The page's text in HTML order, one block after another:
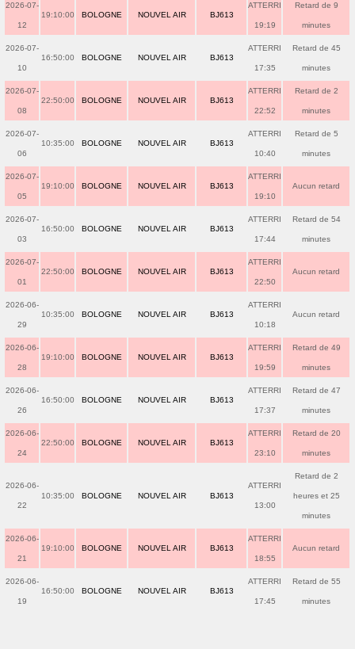
2026-07-
12
19:10:00 BOLOGNE NOUVEL AIR BJ613
ATTERRI
19:19
Retard de 9
minutes
2026-07-
10
16:50:00 BOLOGNE NOUVEL AIR BJ613
ATTERRI
17:35
Retard de 45
minutes
2026-07-
08
22:50:00 BOLOGNE NOUVEL AIR BJ613
ATTERRI
22:52
Retard de 2
minutes
2026-07-
06
10:35:00 BOLOGNE NOUVEL AIR BJ613
ATTERRI
10:40
Retard de 5
minutes
2026-07-
05
19:10:00 BOLOGNE NOUVEL AIR BJ613
ATTERRI
19:10
Aucun retard
2026-07-
03
16:50:00 BOLOGNE NOUVEL AIR BJ613
ATTERRI
17:44
Retard de 54
minutes
2026-07-
01
22:50:00 BOLOGNE NOUVEL AIR BJ613
ATTERRI
22:50
Aucun retard
2026-06-
29
10:35:00 BOLOGNE NOUVEL AIR BJ613
ATTERRI
10:18
Aucun retard
2026-06-
28
19:10:00 BOLOGNE NOUVEL AIR BJ613
ATTERRI
19:59
Retard de 49
minutes
2026-06-
26
16:50:00 BOLOGNE NOUVEL AIR BJ613
ATTERRI
17:37
Retard de 47
minutes
2026-06-
24
22:50:00 BOLOGNE NOUVEL AIR BJ613
ATTERRI
23:10
Retard de 20
minutes
2026-06-
22
10:35:00 BOLOGNE NOUVEL AIR BJ613
ATTERRI
13:00
Retard de 2
heures et 25
minutes
2026-06-
21
19:10:00 BOLOGNE NOUVEL AIR BJ613
ATTERRI
18:55
Aucun retard
2026-06-
19
16:50:00 BOLOGNE NOUVEL AIR BJ613
ATTERRI
17:45
Retard de 55
minutes